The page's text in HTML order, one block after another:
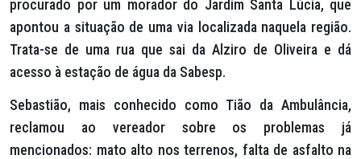
procurado por um morador do Jardim Santa Lúcia, que
apontou a situação de uma via localizada naquela região.
Trata-se de uma rua que sai da Alziro de Oliveira e dá
acesso à estação de água da Sabesp.
Sebastião, mais conhecido como Tião da Ambulância,
reclamou ao vereador sobre os problemas já
mencionados: mato alto nos terrenos, falta de asfalto na